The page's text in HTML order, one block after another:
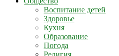
Воспитание детей
Здоровье
Кухня
Образование
Погода
Религия